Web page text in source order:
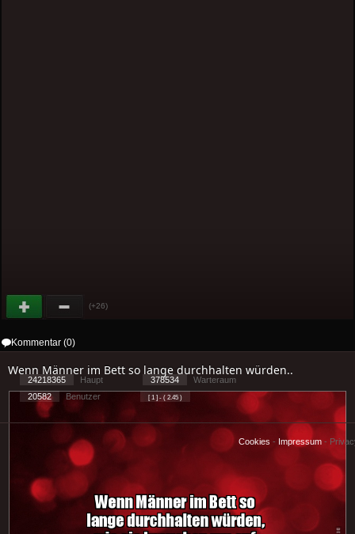
(+26)
Kommentar (0)
Wenn Männer im Bett so lange durchhalten würden..
24218365 Haupt 378534
Warteraum
20582
Benutzer [ 1 ] - ( 2.45 )
Cookies - Impressum -